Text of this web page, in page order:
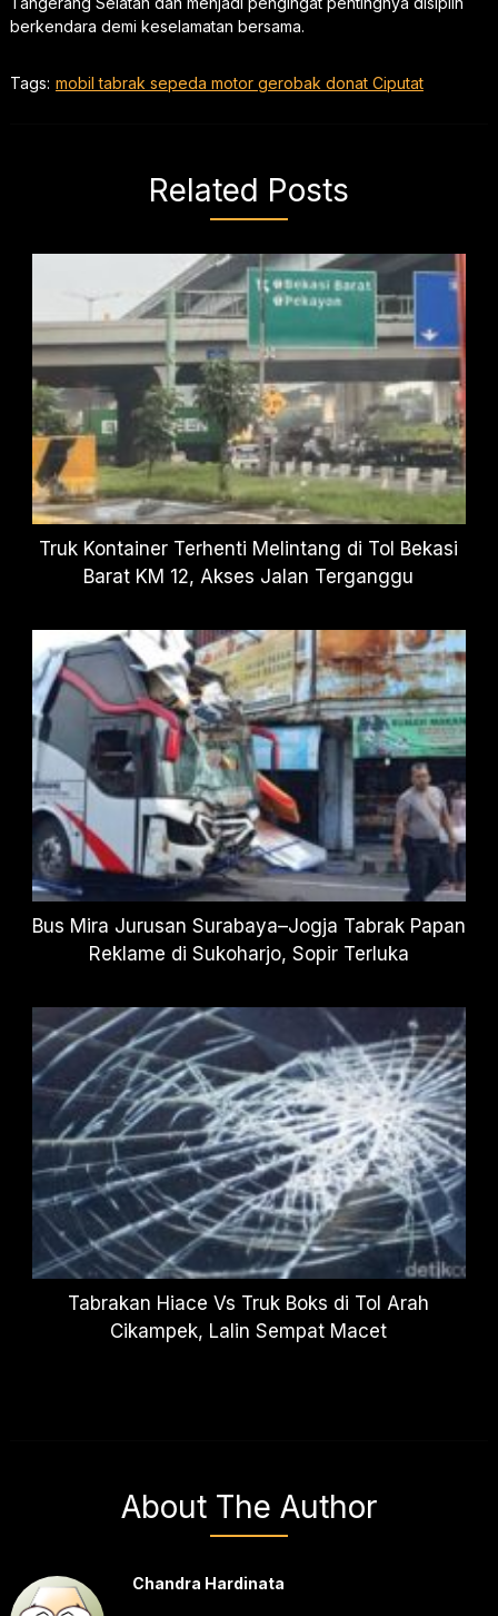
berkendara demi keselamatan bersama.
Tags: mobil tabrak sepeda motor gerobak donat Ciputat
Related Posts
Truk Kontainer Terhenti Melintang di Tol Bekasi
Barat KM 12, Akses Jalan Terganggu
Bus Mira Jurusan Surabaya–Jogja Tabrak Papan
Reklame di Sukoharjo, Sopir Terluka
Tabrakan Hiace Vs Truk Boks di Tol Arah
Cikampek, Lalin Sempat Macet
About The Author
Chandra Hardinata